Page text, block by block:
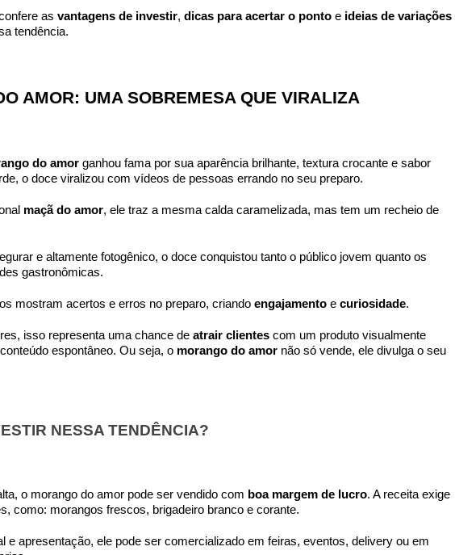
as vantagens de investir, dicas para acertar o ponto e ideias de variações
tendência.
AMOR: UMA SOBREMESA QUE VIRALIZA
do amor ganhou fama por sua aparência brilhante, textura crocante e sabor
o doce viralizou com vídeos de pessoas errando no seu preparo.
maçã do amor, ele traz a mesma calda caramelizada, mas tem um recheio de
e altamente fotogênico, o doce conquistou tanto o público jovem quanto os
gastronômicas.
mostram acertos e erros no preparo, criando engajamento e curiosidade.
isso representa uma chance de atrair clientes com um produto visualmente
espontâneo. Ou seja, o morango do amor não só vende, ele divulga o seu
NESSA TENDÊNCIA?
o morango do amor pode ser vendido com boa margem de lucro. A receita exige
como: morangos frescos, brigadeiro branco e corante.
e apresentação, ele pode ser comercializado em feiras, eventos, delivery ou em